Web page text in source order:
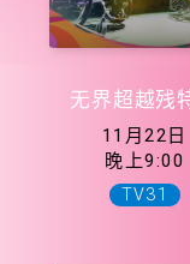
无界超越残
11月22日
晚上9:00
TV31